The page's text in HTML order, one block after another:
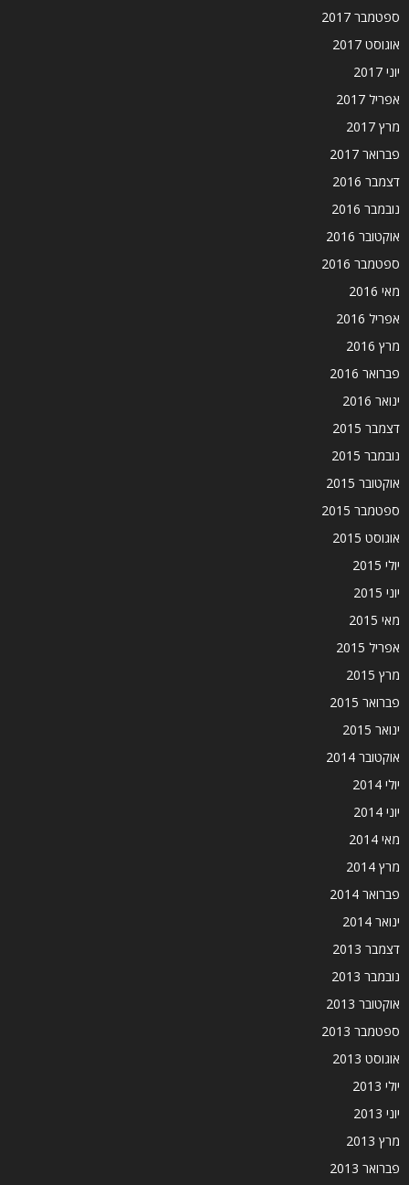
ספטמבר 2017
אוגוסט 2017
יוני 2017
אפריל 2017
מרץ 2017
פברואר 2017
דצמבר 2016
נובמבר 2016
אוקטובר 2016
ספטמבר 2016
מאי 2016
אפריל 2016
מרץ 2016
פברואר 2016
ינואר 2016
דצמבר 2015
נובמבר 2015
אוקטובר 2015
ספטמבר 2015
אוגוסט 2015
יולי 2015
יוני 2015
מאי 2015
אפריל 2015
מרץ 2015
פברואר 2015
ינואר 2015
אוקטובר 2014
יולי 2014
יוני 2014
מאי 2014
מרץ 2014
פברואר 2014
ינואר 2014
דצמבר 2013
נובמבר 2013
אוקטובר 2013
ספטמבר 2013
אוגוסט 2013
יולי 2013
יוני 2013
מרץ 2013
פברואר 2013